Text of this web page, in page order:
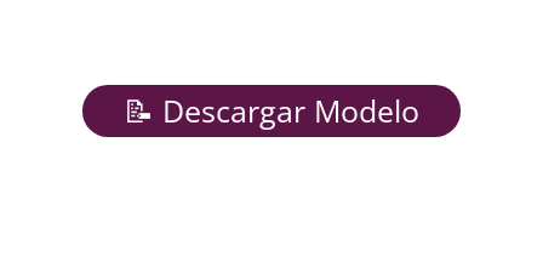
📝 Descargar Modelo